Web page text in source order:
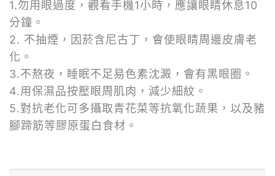
1.勿用眼過度，觀看手機1小時，應讓眼睛休息10
分鐘。
2. 不抽煙，因菸含尼古丁，會使眼睛周邊皮膚老
化。
3.不熬夜，睡眠不足易色素沈澱，會有黑眼圈。
4.用保濕品按壓眼周肌肉，減少細紋。
5.對抗老化可多攝取青花菜等抗氧化蔬果，以及豬
腳蹄筋等膠原蛋白食材。